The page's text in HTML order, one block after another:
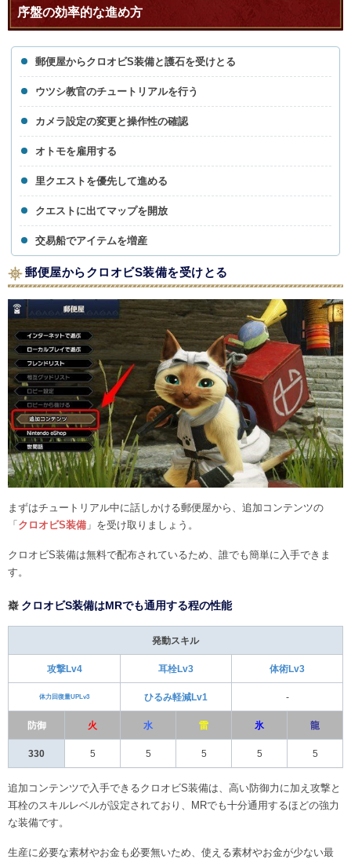
序盤の効率的な進め方
郵便屋からクロオビS装備と護石を受けとる
ウツシ教官のチュートリアルを行う
カメラ設定の変更と操作性の確認
オトモを雇用する
里クエストを優先して進める
クエストに出てマップを開放
交易船でアイテムを増産
郵便屋からクロオビS装備を受けとる
まずはチュートリアル中に話しかける郵便屋から、追加コンテンツの
「 クロオビS装備 」を受け取りましょう。
クロオビS装備は無料で配布されているため、誰でも簡単に入手できま
す。
クロオビS装備はMRでも通用する程の性能
発動スキル
攻撃Lv4 耳栓Lv3 体術Lv3
体力回復量UPLv3 ひるみ軽減Lv1 -
防御 火 水 雷 氷 龍
330 5 5 5 5 5
追加コンテンツで入手できるクロオビS装備は、高い防御力に加え攻撃と
耳栓のスキルレベルが設定されており、MRでも十分通用するほどの強力
な装備です。
生産に必要な素材やお金も必要無いため、使える素材やお金が少ない最